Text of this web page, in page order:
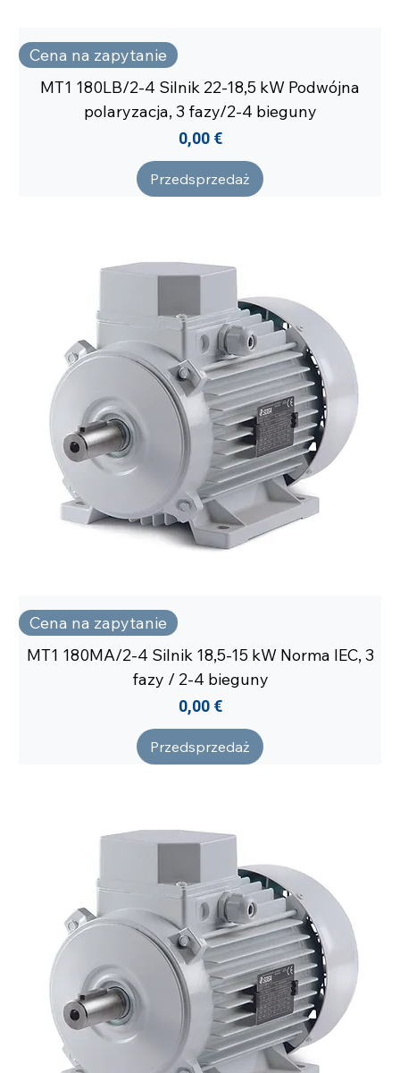
Cena na zapytanie
MT1 180LB/2-4 Silnik 22-18,5 kW Podwójna
polaryzacja, 3 fazy/2-4 bieguny
Cena
0,00 €
Przedsprzedaż
Cena na zapytanie
MT1 180MA/2-4 Silnik 18,5-15 kW Norma IEC, 3
fazy / 2-4 bieguny
Cena
0,00 €
Przedsprzedaż